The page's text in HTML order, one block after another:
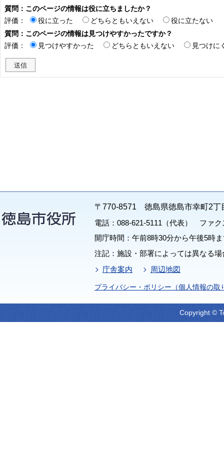
質問：このページの情報は役に立ちましたか？
評価：
役に立った どちらともいえない
役に立たない
質問：このページの情報は見つけやすかったですか？
評価：
見つけやすかった どちらともいえない 見つけに
〒770-8571 徳島県徳島市幸町2丁
電話：088-621-5111（代表） ファク
開庁時間：午前8時30分から午後5時
注記：施設・部署によっては異なる
庁舎案内
周辺地図
プライバシー・ポリシー（個人情報の取
Copyright ©